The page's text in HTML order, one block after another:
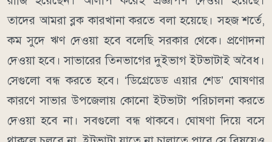
তাদের আমরা ব্লক কারখানা করতে বলা হয়েছে। সহজ শর্তে,
কম সুদে ঋণ দেওয়া হবে বলেছি সরকার থেকে। প্রণোদনা
দেওয়া হবে। সাভারের তিনভাগের দুইভাগ ইটভাটাই অবৈধ।
সেগুলো বন্ধ করতে হবে। ‘ডিগ্রেডেড এয়ার শেড’ ঘোষণার
কারণে সাভার উপজেলায় কোনো ইটভাটা পরিচালনা করতে
দেওয়া হবে না। সবগুলো বন্ধ থাকবে। ঘোষণা দিয়ে বসে